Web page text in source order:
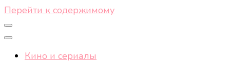
Перейти к содержимому
Кино и сериалы